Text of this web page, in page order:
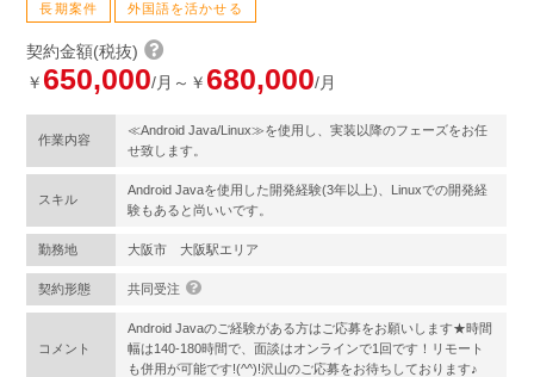
長期案件 外国語を活かせる
契約金額(税抜)
￥ 650,000/月～￥ 680,000/月
作業内容
≪Android Java/Linux≫を使用し、実装以降のフェーズをお任
せ致します。
スキル
Android Javaを使用した開発経験(3年以上)、Linuxでの開発経
験もあると尚いいです。
勤務地 大阪市 大阪駅エリア
契約形態 共同受注
コメント
Android Javaのご経験がある方はご応募をお願いします★時間
幅は140-180時間で、面談はオンラインで1回です！リモート
も併用が可能です!(^^)!沢山のご応募をお待ちしております♪